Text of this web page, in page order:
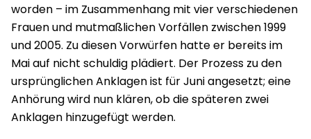
worden – im Zusammenhang mit vier verschiedenen
Frauen und mutmaßlichen Vorfällen zwischen 1999
und 2005. Zu diesen Vorwürfen hatte er bereits im
Mai auf nicht schuldig plädiert. Der Prozess zu den
ursprünglichen Anklagen ist für Juni angesetzt; eine
Anhörung wird nun klären, ob die späteren zwei
Anklagen hinzugefügt werden.